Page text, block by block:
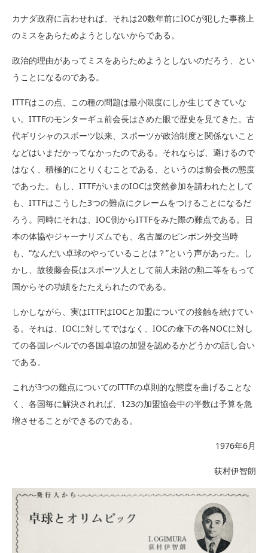
カナダ政府に言わせれば、それは20数年前にIOCが犯した事務上
のミスをあらためようとしないからである。
政治的理由があってミスをあらためようとしないのだろう、とい
うことになるのである。
ITTFはこの点、この種の問題は最小限度にしか生じてきていな
い。ITTFのモンターギュ前会長はさめた眼で歴史を見てきた。古
代ギリシャのスポーツ以来、スポーツが政治制度と関係ないこと
などはいまだかってなかったのである。それならば、避けるので
はなく、積極的にとりくむことである、というのは前会長の態度
であった。もし、ITTFがいまのIOCは突然参加を請われたとして
も、ITTFはこうした3つの難点にクレームをつけることになるだ
ろう。同時にそれは、IOC側からITTFをみた際の難点である。日
本の体協やジャーナリズムでも、名古屋のピンポン外交当時
も、“なんだい卓球のやっていることは？”という声があった。し
かし、故後藤会長はスポーツ人として前人未踏の勲二等をもって
国からその功績をたたえられたのである。
しかしながら、実はITTFはIOCと加盟についての接触を続けてい
る。それは、IOCに対してではなく、IOCの傘下の各NOCに対し
ての各国レベルでの各国卓協の加盟を認めるかどうかの話し合い
である。
これが3つの難点についてのITTFの卓則的な態度を曲げることな
く、各国毎に解決されれば、123の加盟協会中の半数は予算を急
増させることができるのである。
1976年6月
荻村伊智朗